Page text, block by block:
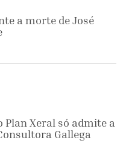
a morte de José
Xeral só admite a
Gallega